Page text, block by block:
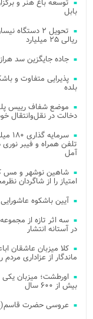
بابل
تحویل ۲
ریالی ۲۵ میلیارد
جاده جایگزین سد
بلده
موضع شفاف رییس
دخالت در نقل‌وانتقال
آمل
شاهین نوشهر و مس
امتیاز را از شاگردان
آیین باشکوه
سه اثر تازه از
در آستانه انتشار
کلا میزبان عاشقان
ماندگار از عزاداری
اورطشت؛ میزبان یکی
بیش از ۶۰۰ سال
عروسی حضرت قاسم(ع)